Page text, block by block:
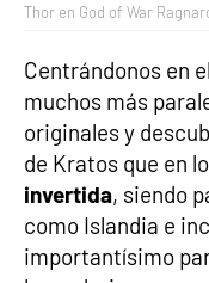
Thor en God of War
Centrándonos en
muchos más
originales y
de Kratos que en
invertida, siendo
como Islandia e
importantísimo